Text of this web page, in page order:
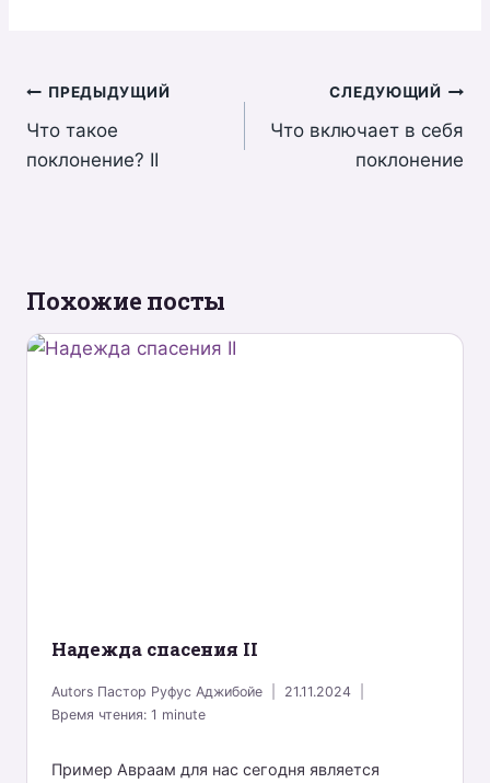
Навигация
по
ПРЕДЫДУЩИЙ
Что такое
поклонение? II
СЛЕДУЮЩИЙ
Что включает в себя
поклонение
Похожие посты
Надежда спасения II
Autors Пастор Руфус Аджибойе
21.11.2024
Время чтения:1 minute
Пример Авраам для нас сегодня является